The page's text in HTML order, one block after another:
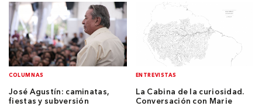
COLUMNAS
José Agustín: caminatas,
fiestas y subversión
ENTREVISTAS
La Cabina de la curiosidad.
Conversación con Marie